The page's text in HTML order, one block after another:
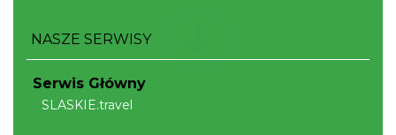
NASZE SERWISY
Serwis Główny
SLASKIE.travel